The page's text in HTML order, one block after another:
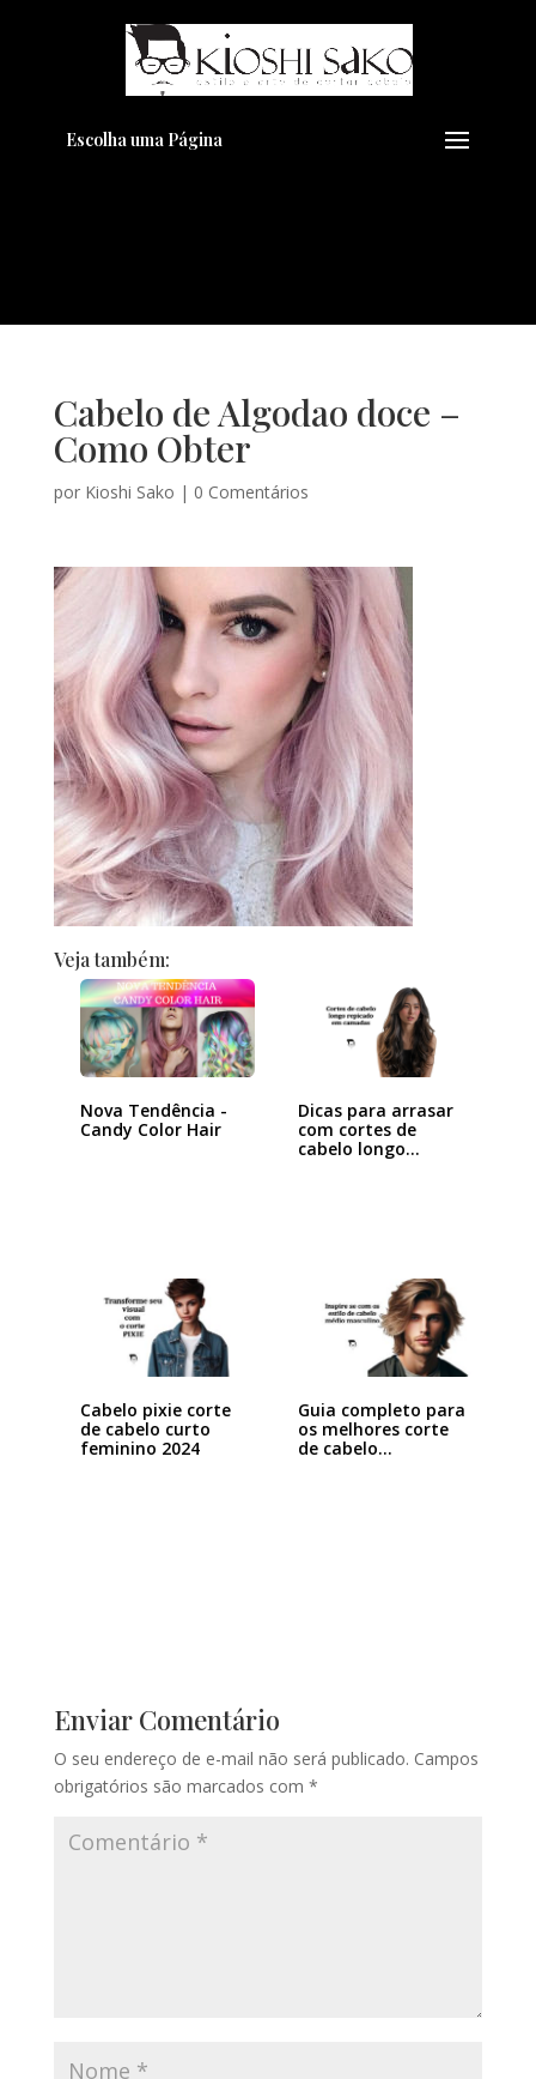
Escolha uma Página
Cabelo de Algodao doce –
Como Obter
por Kioshi Sako | 0 Comentários
Veja também:
Nova Tendência -
Candy Color Hair
Dicas para arrasar
com cortes de
cabelo longo…
Cabelo pixie corte
de cabelo curto
feminino 2024
Guia completo para
os melhores corte
de cabelo…
Enviar Comentário
O seu endereço de e-mail não será publicado. Campos
obrigatórios são marcados com *
Pensando em transformar seu
Visual??